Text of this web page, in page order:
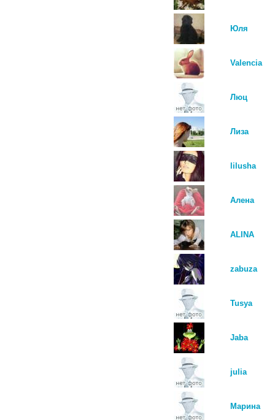
Юля
Valencia
Люц
Лиза
lilusha
Алена
ALINA
zabuza
Tusya
Jaba
julia
Марина